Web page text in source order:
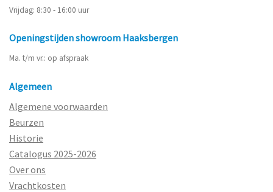
Vrijdag: 8:30 - 16:00 uur
Openingstijden showroom Haaksbergen
Ma. t/m vr.: op afspraak
Algemeen
Algemene voorwaarden
Beurzen
Historie
Catalogus 2025-2026
Over ons
Vrachtkosten